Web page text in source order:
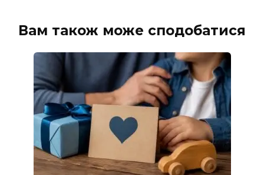
Вам також може сподобатися